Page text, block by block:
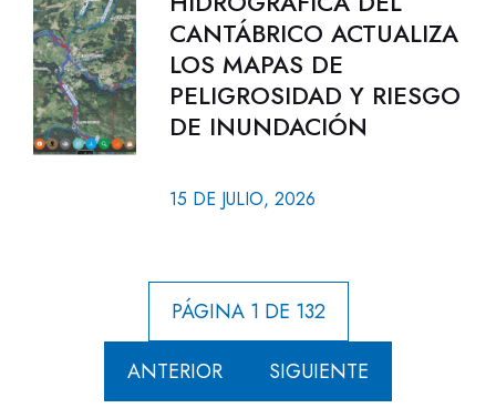
CANTÁBRICO ACTUALIZA
LOS MAPAS DE
PELIGROSIDAD Y RIESGO
DE INUNDACIÓN
15 DE JULIO, 2026
PÁGINA 1 DE 132
ANTERIOR SIGUIENTE